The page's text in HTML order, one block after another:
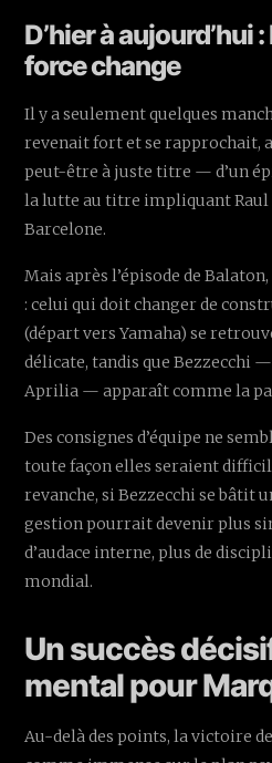
D’hier à aujourd’hui
force change
Il y a seulement quelques
revenait fort et se rapprochait,
peut-être à juste titre — d’un
la lutte au titre impliquant Raul
Barcelone.
Mais après l’épisode de
: celui qui doit changer de
(départ vers Yamaha) se
délicate, tandis que Bezzecchi
Aprilia — apparaît comme la
Des consignes d’équipe ne
toute façon elles seraient
revanche, si Bezzecchi se bâtit
gestion pourrait devenir plus
d’audace interne, plus de
mondial.
Un succès
mental pour
Au-delà des points, la victoire